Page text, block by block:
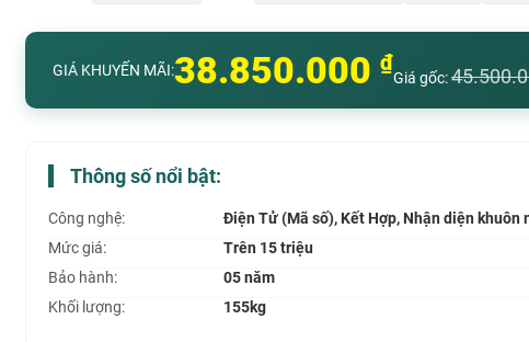
GIÁ KHUYẾN MÃI:38.850.000 ₫
Giá gốc:
Thông số nổi bật:
Công nghệ:
Điện Tử (Mã số), Kết Hợp, Nhận diện khuôn
Mức giá:
Trên 15 triệu
Bảo hành:
05 năm
Khối lượng:
155kg